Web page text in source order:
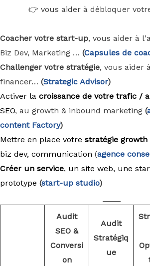
👉 vous aider à débloquer
Coacher votre start-up, vous aider à
Biz Dev, Marketing … (Capsules de
Challenger votre stratégie, vous aider
financer… (Strategic Advisor)
Activer la croissance de votre trafic /
SEO, au growth & inbound marketing (
content Factory)
Mettre en place votre stratégie
biz dev, communication (agence
Créer un service, un site web, une
prototype (start-up studio)
Audit
SEO &
Conversi
on
Audit
Stratégiq
ue